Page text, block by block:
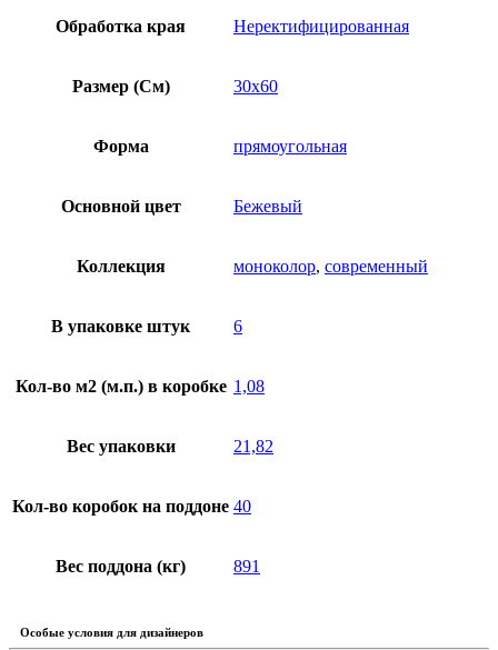
Обработка края Неректифицированная
Размер (См) 30х60
Форма прямоугольная
Основной цвет Бежевый
Коллекция моноколор, современный
В упаковке штук 6
Кол-во м2 (м.п.) в коробке 1,08
Вес упаковки 21,82
Кол-во коробок на поддоне 40
Вес поддона (кг) 891
Особые условия для дизайнеров